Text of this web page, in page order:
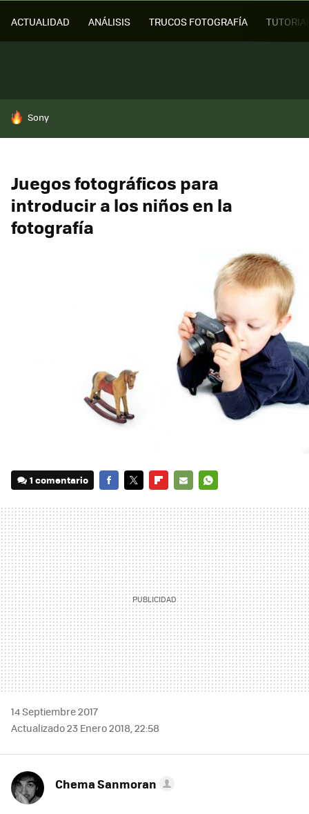
ACTUALIDAD ANÁLISIS TRUCOS FOTOGRAFÍA
HOY SE HABLA DE
Sony
Juegos fotográficos para
introducir a los niños en la
fotografía
1 comentario
MAIL
14 Septiembre 2017
Actualizado 23 Enero 2018, 22:58
Chema Sanmoran